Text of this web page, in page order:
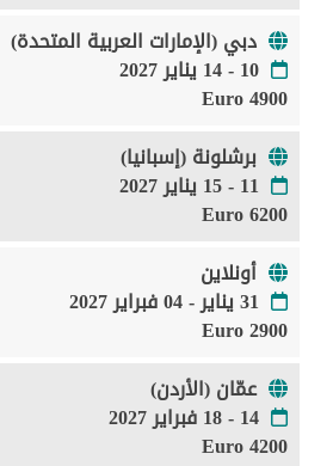
دبي (الإمارات العربية المتحدة)
10 - 14 يناير 2027
4900 Euro
برشلونة (إسبانيا)
11 - 15 يناير 2027
6200 Euro
أونلاين
31 يناير - 04 فبراير 2027
2900 Euro
عمّان (الأردن)
14 - 18 فبراير 2027
4200 Euro